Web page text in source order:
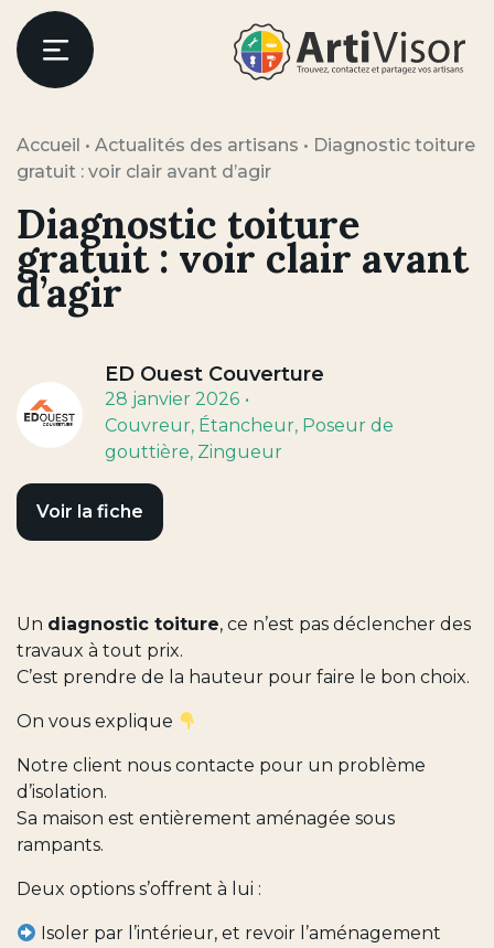
Accueil • Actualités des artisans • Diagnostic toiture
gratuit : voir clair avant d’agir
Diagnostic toiture
gratuit : voir clair avant
d’agir
ED Ouest Couverture
28 janvier 2026
Couvreur, Étancheur, Poseur de
gouttière, Zingueur
Voir la fiche
Un diagnostic toiture, ce n’est pas déclencher des
travaux à tout prix.
C’est prendre de la hauteur pour faire le bon choix.
On vous explique
Notre client nous contacte pour un problème
d’isolation.
Sa maison est entièrement aménagée sous
rampants.
Deux options s’offrent à lui :
Isoler par l’intérieur, et revoir l’aménagement